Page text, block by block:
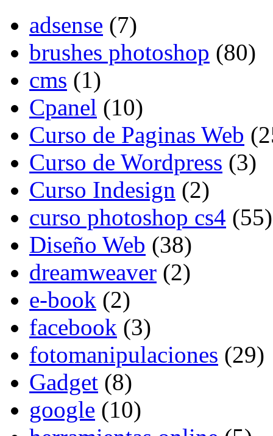
adsense (7)
brushes photoshop (80)
cms (1)
Cpanel (10)
Curso de Paginas Web
Curso de Wordpress (3)
Curso Indesign (2)
curso photoshop cs4 (55)
Diseño Web (38)
dreamweaver (2)
e-book (2)
facebook (3)
fotomanipulaciones (29)
Gadget (8)
google (10)